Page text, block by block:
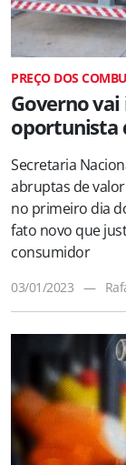
PREÇO DOS
Governo
oportunista
Secretaria
abruptas de
no primeiro dia
fato novo que
consumidor
03/01/2023 —